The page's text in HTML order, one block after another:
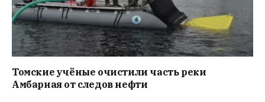
Томские учёные очистили часть реки
Амбарная от следов нефти